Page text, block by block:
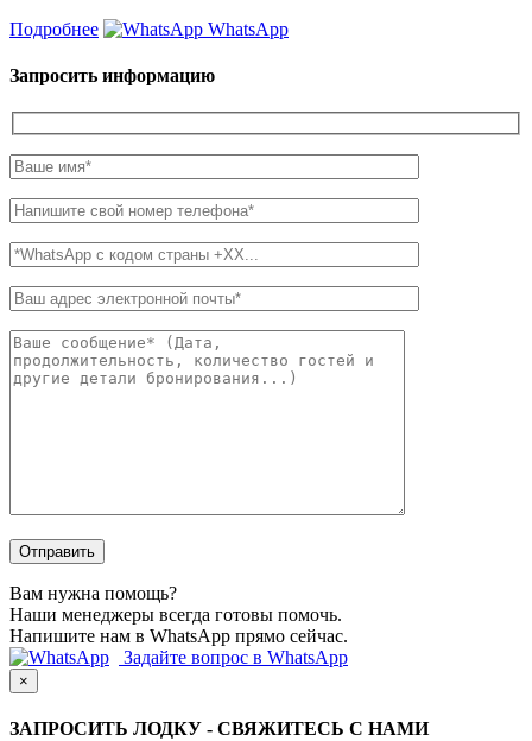
Подробнее
WhatsApp
Запросить информацию
Вам нужна помощь?
Наши менеджеры всегда готовы помочь.
Напишите нам в WhatsApp прямо сейчас.
Задайте вопрос в WhatsApp
×
ЗАПРОСИТЬ ЛОДКУ - СВЯЖИТЕСЬ С НАМИ